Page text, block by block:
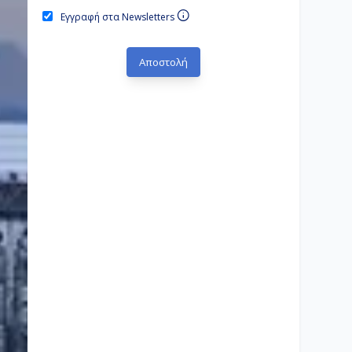
Εγγραφή στα Newsletters